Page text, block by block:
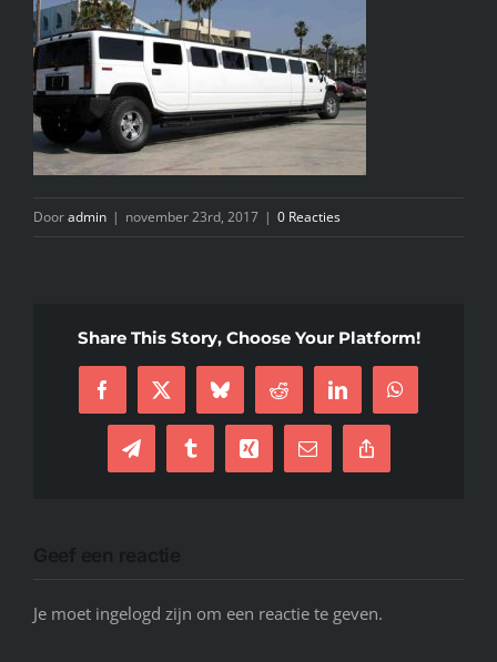
INFO
KIDS SPA PARTY
GIFTCARD
Dooradmin | november 23rd, 2017 | 0 Reacties
Share This Story, Choose Your Platform!
Facebook
X BlueskyReddit LinkedInWhatsApp
TelegramTumblrXing
E-
mail
Copy
Link
Je moet ingelogd zijn om een reactie te geven.